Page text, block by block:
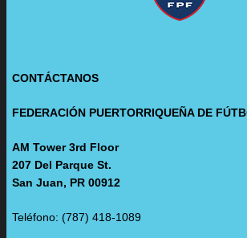
CONTÁCTANOS
FEDERACIÓN PUERTORRIQUEÑA DE
AM Tower 3rd Floor
207 Del Parque St.
San Juan, PR 00912
Teléfono: (787) 418-1089